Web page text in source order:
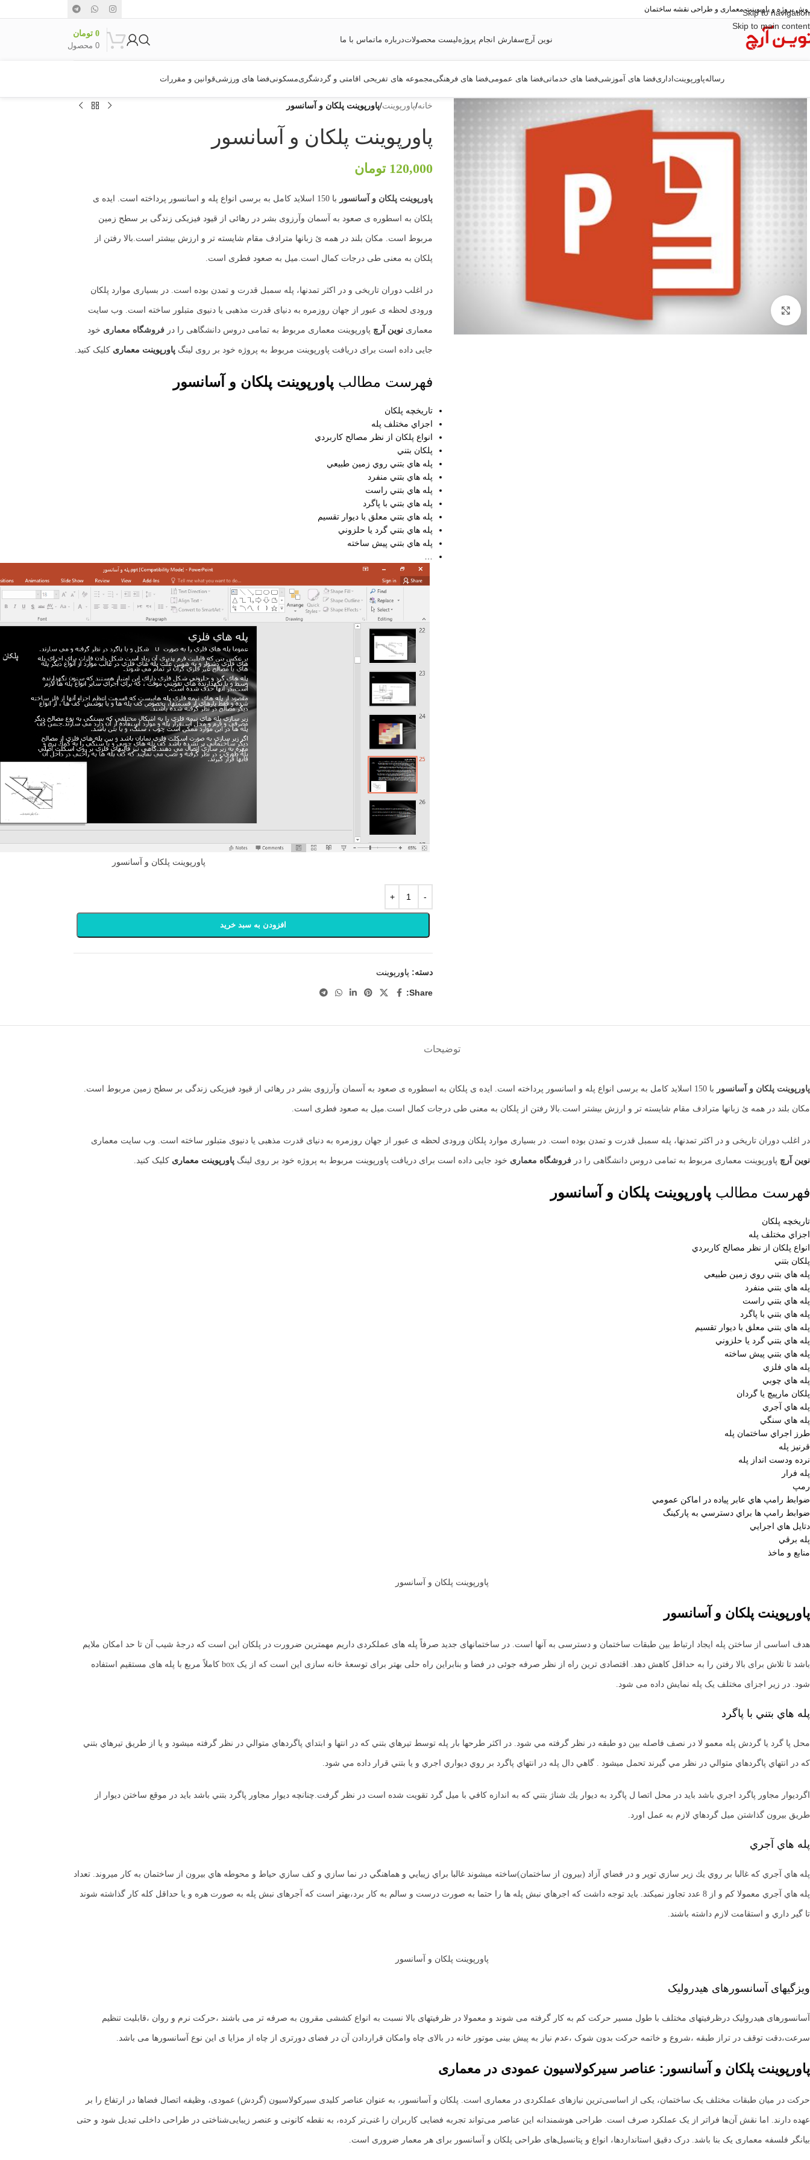
Skip to navigation
Skip to main content
پروژه و پاوپوینت معماری و طراحی نقشه ساختمان
نوین آرچسفارش انجام پروژهلیست محصولاتدرباره ماتماس با ما
0 محصول
0 تومان
رسالهپاورپوینت اداریفضا های آموزشیفضا های خدماتیفضا های عمومیفضا های فرهنگیمجموعه های تفریحی اقامتی و گردشگریمسکونیفضا های ورزشیقوانین و مقررات
خانه/پاورپوینت/پاورپوینت پلکان و آسانسور
پاورپوینت پلکان و آسانسور
120,000 تومان
پاورپوینت پلکان و آسانسور با 150 اسلاید کامل به برسی انواع پله و اسانسور پرداخته است. ایده ی
پلکان به اسطوره ی صعود به آسمان وآرزوی بشر در رهائی از قیود فیزیکی زندگی بر سطح زمین
مربوط است. مکان بلند در همه ئ زبانها مترادف مقام شایسته تر و ارزش بیشتر است.بالا رفتن از
پلکان به معنی طی درجات کمال است.میل به صعود فطری است.
در اغلب دوران تاریخی و در اکثر تمدنها، پله سمبل قدرت و تمدن بوده است. در بسیاری موارد پلکان
ورودی لحظه ی عبور از جهان روزمره به دنیای قدرت مذهبی یا دنیوی متبلور ساخته است. وب سایت
معماری نوین آرچ پاورپوینت معماری مربوط به تمامی دروس دانشگاهی را در فروشگاه معماری خود
جایی داده است برای دریافت پاورپوینت مربوط به پروژه خود بر روی لینگ پاورپوینت معماری کلیک کنید.
فهرست مطالب پاورپوینت پلکان و آسانسور
تاريخچه پلكان
اجزاي مختلف پله
انواع پلكان از نظر مصالح كاربردي
پلكان بتني
پله هاي بتني روي زمين طبيعي
پله هاي بتني منفرد
پله هاي بتني راست
پله هاي بتني با پاگرد
پله هاي بتني معلق با ديوار تقسيم
پله هاي بتني گرد يا حلزوني
پله هاي بتني پيش ساخته
پاورپوینت پلکان و آسانسور
افزودن به سبد خرید
دسته: پاورپوینت
Share:
توضیحات
پاورپوینت پلکان و آسانسور با 150 اسلاید کامل به برسی انواع پله و اسانسور پرداخته است. ایده ی پلکان به اسطوره ی صعود به آسمان وآرزوی بشر در رهائی از قیود فیزیکی زندگی بر سطح زمین مربوط است.
مکان بلند در همه ئ زبانها مترادف مقام شایسته تر و ارزش بیشتر است.بالا رفتن از پلکان به معنی طی درجات کمال است.میل به صعود فطری است.
در اغلب دوران تاریخی و در اکثر تمدنها، پله سمبل قدرت و تمدن بوده است. در بسیاری موارد پلکان ورودی لحظه ی عبور از جهان روزمره به دنیای قدرت مذهبی یا دنیوی متبلور ساخته است. وب سایت معماری
نوین آرچ پاورپوینت معماری مربوط به تمامی دروس دانشگاهی را در فروشگاه معماری خود جایی داده است برای دریافت پاورپوینت مربوط به پروژه خود بر روی لینگ پاورپوینت معماری کلیک کنید.
فهرست مطالب پاورپوینت پلکان و آسانسور
تاريخچه پلكان
اجزاي مختلف پله
انواع پلكان از نظر مصالح كاربردي
پلكان بتني
پله هاي بتني روي زمين طبيعي
پله هاي بتني منفرد
پله هاي بتني راست
پله هاي بتني با پاگرد
پله هاي بتني معلق با ديوار تقسيم
پله هاي بتني گرد يا حلزوني
پله هاي بتني پيش ساخته
پله هاي فلزي
پله هاي چوبي
پلكان مارپيچ يا گردان
پله هاي آجري
پله هاي سنگي
طرز اجراي ساختمان پله
قرنيز پله
نرده ودست انداز پله
پله فرار
رمپ
ضوابط رامپ هاي عابر پياده در اماكن عمومي
ضوابط رامپ ها براي دسترسي به پاركينگ
دتايل هاي اجرايي
پله برقي
منابع و ماخذ
پاورپوینت پلکان و آسانسور
پاورپوینت پلکان و آسانسور
هدف اساسی از ساختن پله ایجاد ارتباط بین طبقات ساختمان و دسترسی به آنها است. در ساختمانهای جدید صرفاً پله های عملکردی داریم مهمترین ضرورت در پلکان این است که درجۀ شیب آن تا حد امکان ملایم
باشد تا تلاش برای بالا رفتن را به حداقل کاهش دهد. اقتصادی ترین راه از نظر صرفه جوئی در فضا و بنابراین راه حلی بهتر برای توسعۀ خانه سازی این است که از یک box کاملاً مربع با پله های مستقیم استفاده
شود. در زیر اجزای مختلف یک پله نمایش داده می شود.
پله هاي بتني با پاگرد
محل پا گرد يا گردش پله معمو لا در نصف فاصله بين دو طبقه در نظر گرفته مي شود. در اكثر طرحها بار پله توسط تيرهاي بتني كه در انتها و ابتداي پاگردهاي متوالي در نظر گرفته ميشود و يا از طريق تيرهاي بتني
كه در انتهاي پاگردهاي متوالي در نظر مي گيرند تحمل ميشود . گاهي دال پله در انتهاي پاگرد بر روي ديواري اجري و يا بتني قرار داده مي شود.
اگرديوار مجاور پاگرد اجري باشد بايد در محل اتصا ل پاگرد به ديوار يك شناژ بتني كه به اندازه كافي با ميل گرد تقويت شده است در نظر گرفت.چنانچه ديوار مجاور پاگرد بتني باشد بايد در موقع ساختن ديوار از
طريق بيرون گذاشتن ميل گردهاي لازم به عمل اورد.
پله هاي آجري
پله هاي آجري كه غالبا بر روي يك زير سازي توپر و در فضاي آزاد (بيرون از ساختمان)ساخته ميشوند غالبا براي زيبايي و هماهنگي در نما سازي و كف سازي حياط و محوطه هاي بيرون از ساختمان به كار ميروند. تعداد
پله هاي آجري معمولا كم و از 8 عدد تجاوز نميكند. بايد توجه داشت كه اجرهاي نبش پله ها را حتما به صورت درست و سالم به كار برد،بهتر است كه آجرهای نبش پله به صورت هره و يا حداقل كله كار گذاشته شوند
تا گير داري و استقامت لازم داشته باشند.
پاورپوینت پلکان و آسانسور
ویزگیهای آسانسورهای هیدرولیک
آسانسورهای هیدرولیک درظرفیتهای مختلف با طول مسیر حرکت کم به کار گرفته می شوند و معمولا در ظرفیتهای بالا نسبت به انواع کششی مقرون به صرفه تر می باشند ،حرکت نرم و روان ،قابلیت تنظیم
سرعت،دقت توقف در تراز طبقه ،شروع و خاتمه حرکت بدون شوک ،عدم نیاز به پیش بینی موتور خانه در بالای چاه وامکان قراردادن آن در فضای دورتری از چاه از مزایا ی این نوع آسانسورها می باشد.
پاورپوینت پلکان و آسانسور: عناصر سیرکولاسیون عمودی در معماری
حرکت در میان طبقات مختلف یک ساختمان، یکی از اساسی‌ترین نیازهای عملکردی در معماری است. پلکان و آسانسور، به عنوان عناصر کلیدی سیرکولاسیون (گردش) عمودی، وظیفه اتصال فضاها در ارتفاع را بر
عهده دارند. اما نقش آن‌ها فراتر از یک عملکرد صرف است. طراحی هوشمندانه این عناصر می‌تواند تجربه فضایی کاربران را غنی‌تر کرده، به نقطه کانونی و عنصر زیبایی‌شناختی در طراحی داخلی تبدیل شود و حتی
بیانگر فلسفه معماری یک بنا باشد. درک دقیق استانداردها، انواع و پتانسیل‌های طراحی پلکان و آسانسور برای هر معمار ضروری است.